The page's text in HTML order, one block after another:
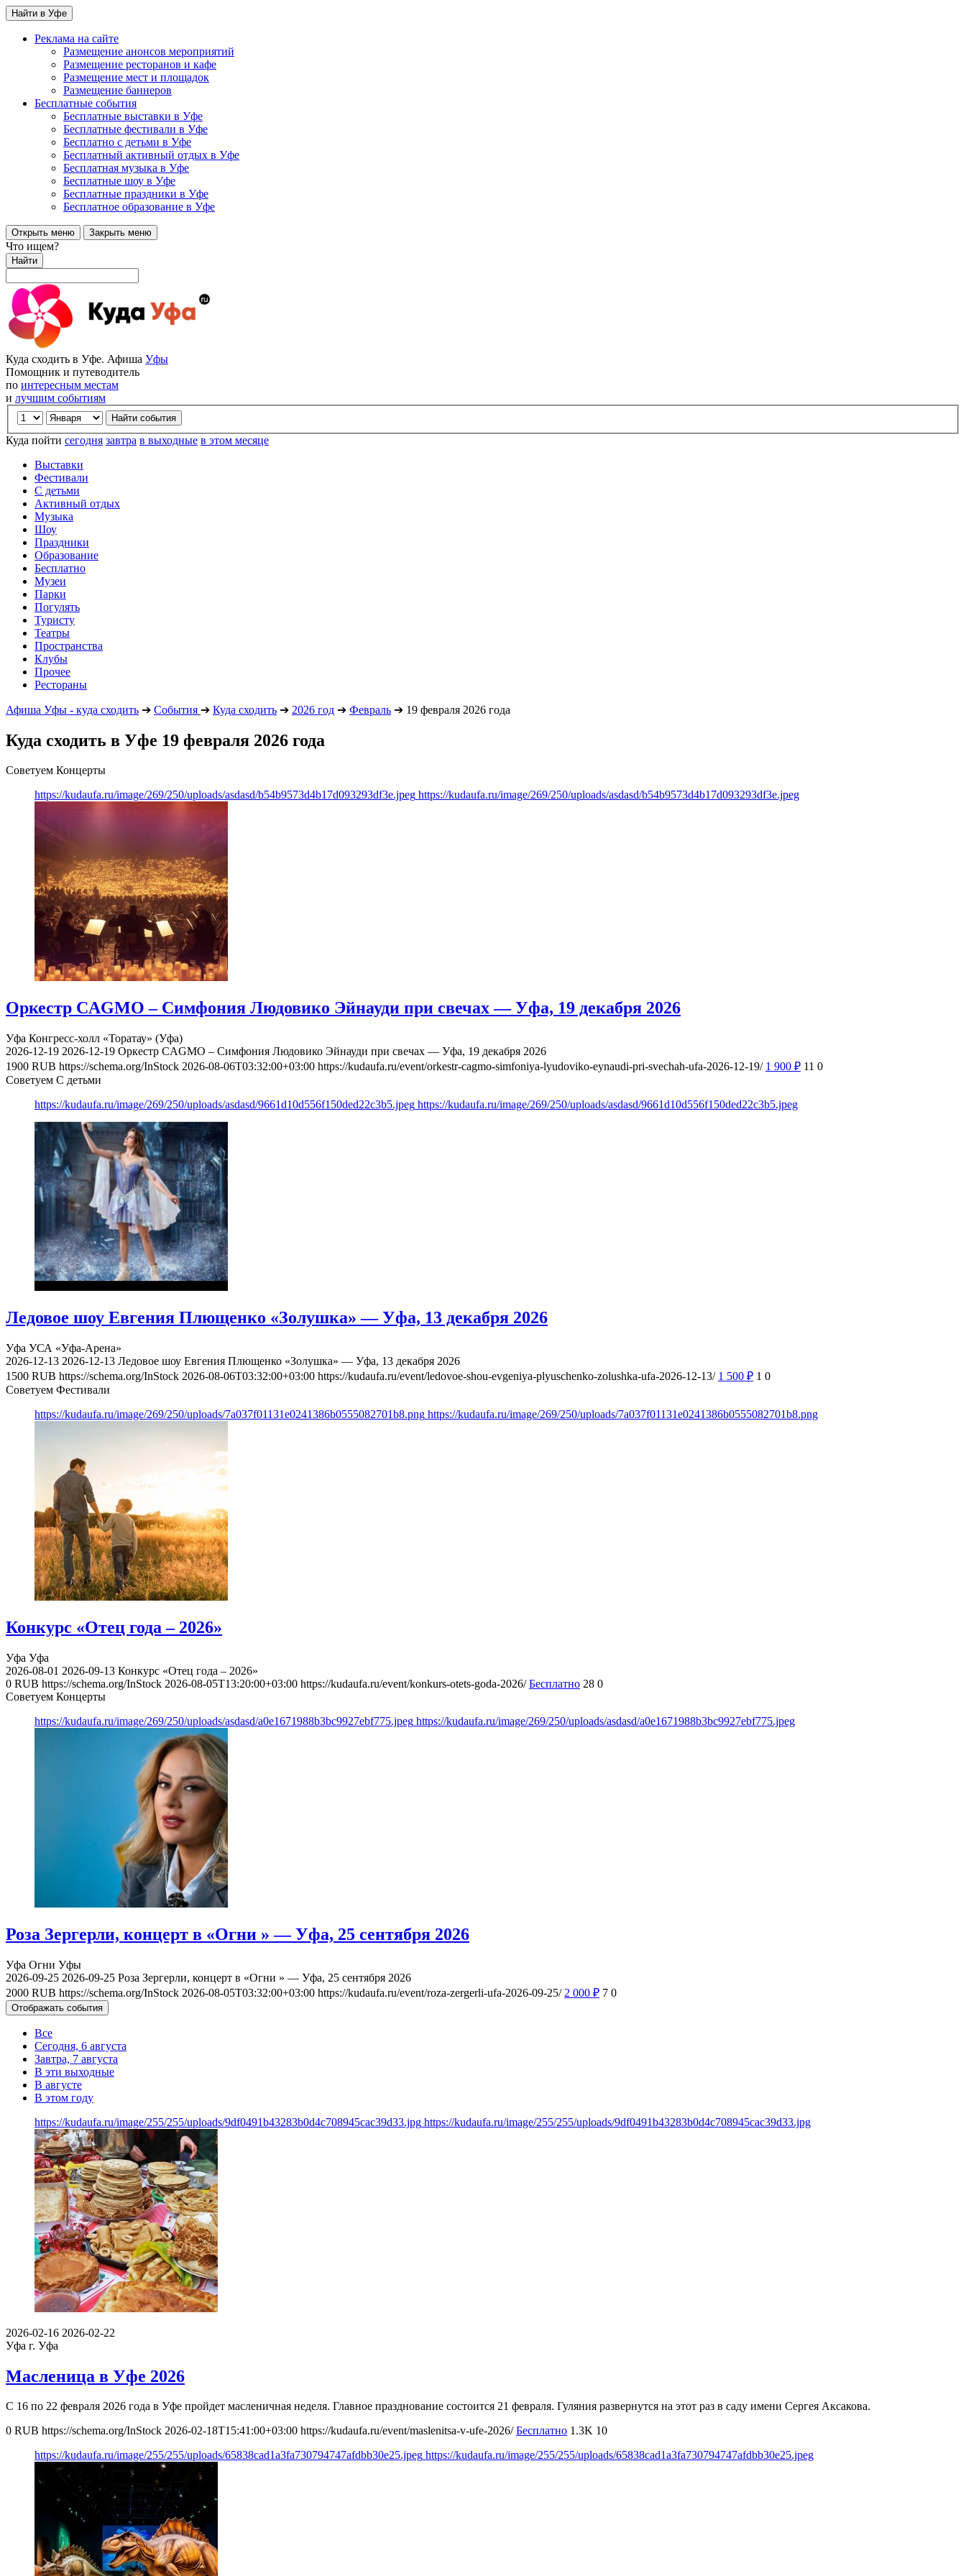
Найти в Уфе
Реклама на сайте
Размещение анонсов мероприятий
Размещение ресторанов и кафе
Размещение мест и площадок
Размещение баннеров
Бесплатные события
Бесплатные выставки в Уфе
Бесплатные фестивали в Уфе
Бесплатно с детьми в Уфе
Бесплатный активный отдых в Уфе
Бесплатная музыка в Уфе
Бесплатные шоу в Уфе
Бесплатные праздники в Уфе
Бесплатное образование в Уфе
Открыть меню Закрыть меню
Что ищем?
Найти
Куда сходить в Уфе. Афиша Уфы
Помощник и путеводитель
по интересным местам
и лучшим событиям
Куда пойти сегодня завтра в выходные в этом месяце
Выставки
Фестивали
С детьми
Активный отдых
Музыка
Шоу
Праздники
Образование
Бесплатно
Музеи
Парки
Погулять
Туристу
Театры
Пространства
Клубы
Прочее
Рестораны
Афиша Уфы - куда сходить ➔ События ➔ Куда сходить ➔ 2026 год ➔ Февраль ➔ 19 февраля 2026 года
Куда сходить в Уфе 19 февраля 2026 года
Советуем Концерты
https://kudaufa.ru/image/269/250/uploads/asdasd/b54b9573d4b17d093293df3e.jpeg https://kudaufa.ru/image/269/250/uploads/asdasd/b54b9573d4b17d093293df3e.jpeg
Оркестр CAGMO – Симфония Людовико Эйнауди при свечах — Уфа, 19 декабря 2026
Уфа Конгресс-холл «Торатау» (Уфа)
2026-12-19 2026-12-19 Оркестр CAGMO – Симфония Людовико Эйнауди при свечах — Уфа, 19 декабря 2026
1900 RUB https://schema.org/InStock 2026-08-06T03:32:00+03:00 https://kudaufa.ru/event/orkestr-cagmo-simfoniya-lyudoviko-eynaudi-pri-svechah-ufa-2026-12-19/ 1 900 ₽ 11 0
Советуем С детьми
https://kudaufa.ru/image/269/250/uploads/asdasd/9661d10d556f150ded22c3b5.jpeg https://kudaufa.ru/image/269/250/uploads/asdasd/9661d10d556f150ded22c3b5.jpeg
Ледовое шоу Евгения Плющенко «Золушка» — Уфа, 13 декабря 2026
Уфа УСА «Уфа-Арена»
2026-12-13 2026-12-13 Ледовое шоу Евгения Плющенко «Золушка» — Уфа, 13 декабря 2026
1500 RUB https://schema.org/InStock 2026-08-06T03:32:00+03:00 https://kudaufa.ru/event/ledovoe-shou-evgeniya-plyuschenko-zolushka-ufa-2026-12-13/ 1 500 ₽ 1 0
Советуем Фестивали
https://kudaufa.ru/image/269/250/uploads/7a037f01131e0241386b0555082701b8.png https://kudaufa.ru/image/269/250/uploads/7a037f01131e0241386b0555082701b8.png
Конкурс «Отец года – 2026»
Уфа Уфа
2026-08-01 2026-09-13 Конкурс «Отец года – 2026»
0 RUB https://schema.org/InStock 2026-08-05T13:20:00+03:00 https://kudaufa.ru/event/konkurs-otets-goda-2026/ Бесплатно 28 0
Советуем Концерты
https://kudaufa.ru/image/269/250/uploads/asdasd/a0e1671988b3bc9927ebf775.jpeg https://kudaufa.ru/image/269/250/uploads/asdasd/a0e1671988b3bc9927ebf775.jpeg
Роза Зергерли, концерт в «Огни » — Уфа, 25 сентября 2026
Уфа Огни Уфы
2026-09-25 2026-09-25 Роза Зергерли, концерт в «Огни » — Уфа, 25 сентября 2026
2000 RUB https://schema.org/InStock 2026-08-05T03:32:00+03:00 https://kudaufa.ru/event/roza-zergerli-ufa-2026-09-25/ 2 000 ₽ 7 0
Отображать события
Все
Сегодня, 6 августа
Завтра, 7 августа
В эти выходные
В августе
В этом году
https://kudaufa.ru/image/255/255/uploads/9df0491b43283b0d4c708945cac39d33.jpg https://kudaufa.ru/image/255/255/uploads/9df0491b43283b0d4c708945cac39d33.jpg
2026-02-16 2026-02-22
Уфа г. Уфа
Масленица в Уфе 2026
С 16 по 22 февраля 2026 года в Уфе пройдет масленичная неделя. Главное празднование состоится 21 февраля. Гуляния развернутся на этот раз в саду имени Сергея Аксакова.
0 RUB https://schema.org/InStock 2026-02-18T15:41:00+03:00 https://kudaufa.ru/event/maslenitsa-v-ufe-2026/ Бесплатно 1.3K 10
https://kudaufa.ru/image/255/255/uploads/65838cad1a3fa730794747afdbb30e25.jpeg https://kudaufa.ru/image/255/255/uploads/65838cad1a3fa730794747afdbb30e25.jpeg